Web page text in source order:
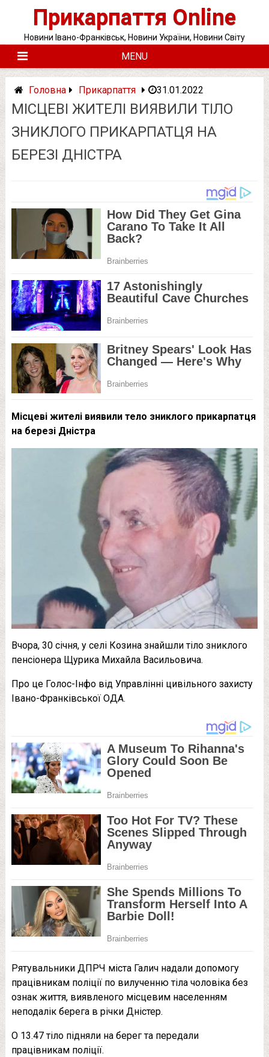
Прикарпаття Online
Новини Івано-Франківськ, Новини України, Новини Світу
MENU
Головна Прикарпаття 31.01.2022
МІСЦЕВІ ЖИТЕЛІ ВИЯВИЛИ ТІЛО
ЗНИКЛОГО ПРИКАРПАТЦЯ НА
БЕРЕЗІ ДНІСТРА
Місцеві жителі виявили тело зниклого прикарпатця
на березі Дністра
Вчора, 30 січня, у селі Козина знайшли тіло зниклого
пенсіонера Щурика Михайла Васильовича.
Про це Голос-Інфо від Управлінні цивільного захисту
Івано-Франківської ОДА.
Рятувальники ДПРЧ міста Галич надали допомогу
працівникам поліції по вилученню тіла чоловіка без
ознак життя, виявленого місцевим населенням
неподалік берега в річки Дністер.
О 13.47 тіло підняли на берег та передали
працівникам поліції.